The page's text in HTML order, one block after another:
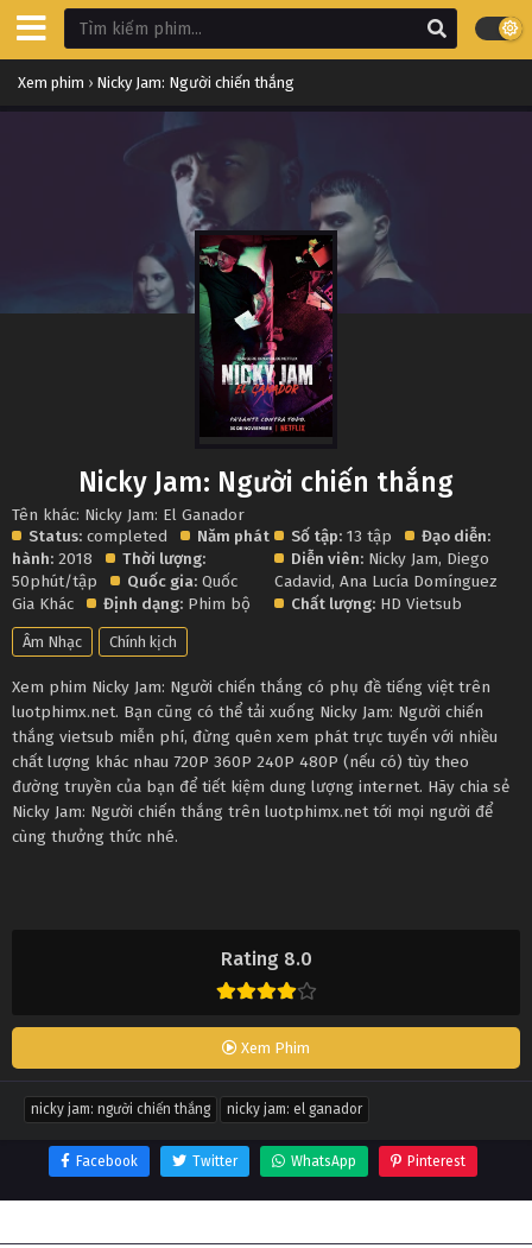
Xem phim › Nicky Jam: Người chiến thắng
Rating 8.0
Xem Phim
Nicky Jam: Người chiến thắng
Tên khác: Nicky Jam: El Ganador
Status: completed
Năm phát
hành: 2018
Thời lượng:
50phút/tập
Quốc gia: Quốc
Gia Khác
Định dạng: Phim bộ
Số tập: 13 tập
Đạo diễn:
Diễn viên: Nicky Jam, Diego
Cadavid,Ana Lucía Domínguez
Chất lượng: HD Vietsub
Âm Nhạc Chính kịch
Xem phim Nicky Jam: Người chiến thắng có phụ đề tiếng việt trên
luotphimx.net. Bạn cũng có thể tải xuống Nicky Jam: Người chiến
thắng vietsub miễn phí, đừng quên xem phát trực tuyến với nhiều
chất lượng khác nhau 720P 360P 240P 480P (nếu có) tùy theo
đường truyền của bạn để tiết kiệm dung lượng internet. Hãy chia sẻ
Nicky Jam: Người chiến thắng trên luotphimx.net tới mọi người để
cùng thưởng thức nhé.
nicky jam: người chiến thắng nicky jam: el ganador
Facebook Twitter WhatsApp Pinterest